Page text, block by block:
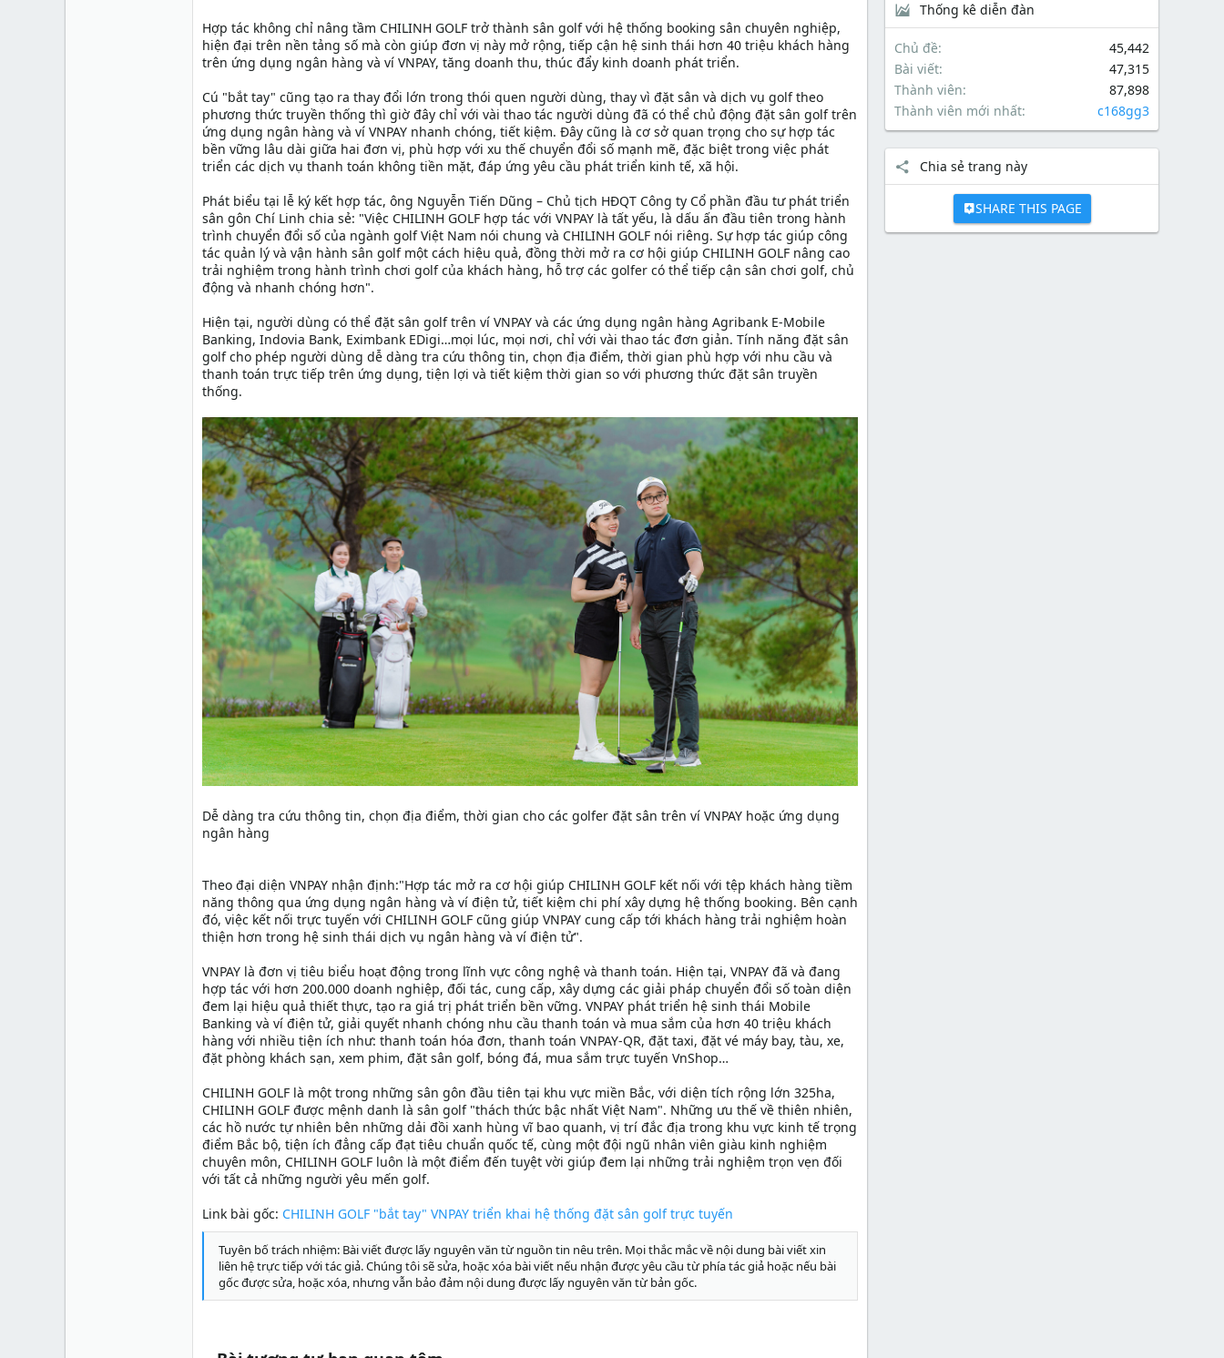
Hợp tác không chỉ nâng tầm CHILINH GOLF trở thành sân golf với hệ thống booking sân chuyên nghiệp,
hiện đại trên nền tảng số mà còn giúp đơn vị này mở rộng, tiếp cận hệ sinh thái hơn 40 triệu khách hàng
trên ứng dụng ngân hàng và ví VNPAY, tăng doanh thu, thúc đẩy kinh doanh phát triển.
Cú "bắt tay" cũng tạo ra thay đổi lớn trong thói quen người dùng, thay vì đặt sân và dịch vụ golf theo
phương thức truyền thống thì giờ đây chỉ với vài thao tác người dùng đã có thể chủ động đặt sân golf trên
ứng dụng ngân hàng và ví VNPAY nhanh chóng, tiết kiệm. Đây cũng là cơ sở quan trọng cho sự hợp tác
bền vững lâu dài giữa hai đơn vị, phù hợp với xu thế chuyển đổi số mạnh mẽ, đặc biệt trong việc phát
triển các dịch vụ thanh toán không tiền mặt, đáp ứng yêu cầu phát triển kinh tế, xã hội.
Phát biểu tại lễ ký kết hợp tác, ông Nguyễn Tiến Dũng – Chủ tịch HĐQT Công ty Cổ phần đầu tư phát triển
sân gôn Chí Linh chia sẻ: "Việc CHILINH GOLF hợp tác với VNPAY là tất yếu, là dấu ấn đầu tiên trong hành
trình chuyển đổi số của ngành golf Việt Nam nói chung và CHILINH GOLF nói riêng. Sự hợp tác giúp công
tác quản lý và vận hành sân golf một cách hiệu quả, đồng thời mở ra cơ hội giúp CHILINH GOLF nâng cao
trải nghiệm trong hành trình chơi golf của khách hàng, hỗ trợ các golfer có thể tiếp cận sân chơi golf, chủ
động và nhanh chóng hơn".
Hiện tại, người dùng có thể đặt sân golf trên ví VNPAY và các ứng dụng ngân hàng Agribank E-Mobile
Banking, Indovia Bank, Eximbank EDigi…mọi lúc, mọi nơi, chỉ với vài thao tác đơn giản. Tính năng đặt sân
golf cho phép người dùng dễ dàng tra cứu thông tin, chọn địa điểm, thời gian phù hợp với nhu cầu và
thanh toán trực tiếp trên ứng dụng, tiện lợi và tiết kiệm thời gian so với phương thức đặt sân truyền
thống.
Dễ dàng tra cứu thông tin, chọn địa điểm, thời gian cho các golfer đặt sân trên ví VNPAY hoặc ứng dụng
ngân hàng
Theo đại diện VNPAY nhận định:"Hợp tác mở ra cơ hội giúp CHILINH GOLF kết nối với tệp khách hàng tiềm
năng thông qua ứng dụng ngân hàng và ví điện tử, tiết kiệm chi phí xây dựng hệ thống booking. Bên cạnh
đó, việc kết nối trực tuyến với CHILINH GOLF cũng giúp VNPAY cung cấp tới khách hàng trải nghiệm hoàn
thiện hơn trong hệ sinh thái dịch vụ ngân hàng và ví điện tử".
VNPAY là đơn vị tiêu biểu hoạt động trong lĩnh vực công nghệ và thanh toán. Hiện tại, VNPAY đã và đang
hợp tác với hơn 200.000 doanh nghiệp, đối tác, cung cấp, xây dựng các giải pháp chuyển đổi số toàn diện
đem lại hiệu quả thiết thực, tạo ra giá trị phát triển bền vững. VNPAY phát triển hệ sinh thái Mobile
Banking và ví điện tử, giải quyết nhanh chóng nhu cầu thanh toán và mua sắm của hơn 40 triệu khách
hàng với nhiều tiện ích như: thanh toán hóa đơn, thanh toán VNPAY-QR, đặt taxi, đặt vé máy bay, tàu, xe,
đặt phòng khách sạn, xem phim, đặt sân golf, bóng đá, mua sắm trực tuyến VnShop…
CHILINH GOLF là một trong những sân gôn đầu tiên tại khu vực miền Bắc, với diện tích rộng lớn 325ha,
CHILINH GOLF được mệnh danh là sân golf "thách thức bậc nhất Việt Nam". Những ưu thế về thiên nhiên,
các hồ nước tự nhiên bên những dải đồi xanh hùng vĩ bao quanh, vị trí đắc địa trong khu vực kinh tế trọng
điểm Bắc bộ, tiện ích đẳng cấp đạt tiêu chuẩn quốc tế, cùng một đội ngũ nhân viên giàu kinh nghiệm
chuyên môn, CHILINH GOLF luôn là một điểm đến tuyệt vời giúp đem lại những trải nghiệm trọn vẹn đối
với tất cả những người yêu mến golf.
Link bài gốc: CHILINH GOLF "bắt tay" VNPAY triển khai hệ thống đặt sân golf trực tuyến
Tuyên bố trách nhiệm: Bài viết được lấy nguyên văn từ nguồn tin nêu trên. Mọi thắc mắc về nội dung bài viết xin
liên hệ trực tiếp với tác giả. Chúng tôi sẽ sửa, hoặc xóa bài viết nếu nhận được yêu cầu từ phía tác giả hoặc nếu bài
gốc được sửa, hoặc xóa, nhưng vẫn bảo đảm nội dung được lấy nguyên văn từ bản gốc.
Thống kê diễn đàn
Chủ đề
45,442
Bài viết
47,315
Thành viên
87,898
Thành viên mới nhất
c168gg3
Chia sẻ trang này
SHARE THIS PAGE